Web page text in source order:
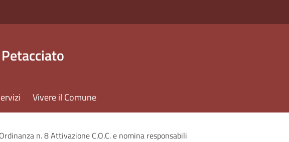
Vivere il Comune
Ordinanza n. 8 Attivazione C.O.C. e nomina responsabili